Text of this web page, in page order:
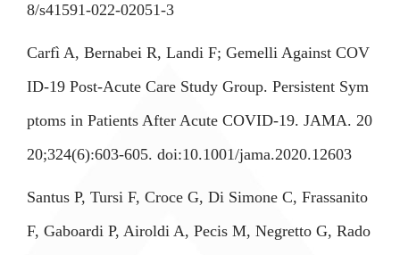
8/s41591-022-02051-3
Carfì A, Bernabei R, Landi F; Gemelli Against COV
ID-19 Post-Acute Care Study Group. Persistent Sym
ptoms in Patients After Acute COVID-19. JAMA. 20
20;324(6):603-605. doi:10.1001/jama.2020.12603
Santus P, Tursi F, Croce G, Di Simone C, Frassanito
F, Gaboardi P, Airoldi A, Pecis M, Negretto G, Rado